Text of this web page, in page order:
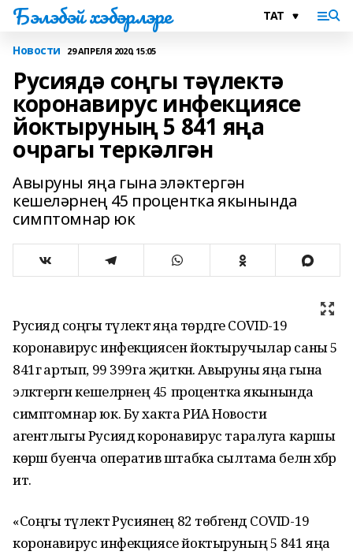
Бэлэбэй хэбэрлэре
Новости 29 АПРЕЛЯ 2020, 15:05
Русиядә соңгы тәүлектә
коронавирус инфекциясе
йоктыруның 5 841 яңа
очрагы теркәлгән
Авыруны яңа гына эләктергән
кешеләрнең 45 процентка якынында
симптомнар юк
Русиядә соңгы тәүлектә яңа төрдәге COVID-19
коронавирус инфекциясен йоктыручылар саны 5
841гә артып, 99 399га җиткән. Авыруны яңа гына
эләктергән кешеләрнең 45 процентка якынында
симптомнар юк. Бу хакта РИА Новости
агентлыгы Русиядә коронавирус таралуга каршы
көрәш буенча оператив штабка сылтама белән хәбәр
итә.
«Соңгы тәүлектә Русиянең 82 төбәгендә COVID-19
коронавирус инфекциясе йоктыруның 5 841 яңа